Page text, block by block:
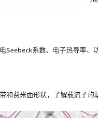
Seebeck系数、电子热导率、
和费米面形状，了解载流子的